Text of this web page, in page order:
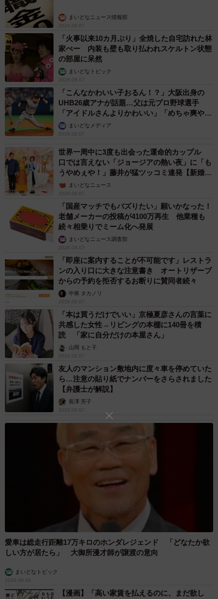
まいどなニュース情報部
2026.08.07
「火事以来10カ月ぶり」全焼した自宅訪れた林
家ぺー 内装も壁も取り払われスケルトン状態
の部屋に呆然
まいどなトピック
2026.08.07
「こんなかわいい子おるん！？」大阪出身の
UHB26歳アナが話題…父は元プロ野球選手
「アイドルさんよりかわいい」「めちゃ爽や
か」まいどなメディア
2026.08.07
世界一周中に3度も出会った運命的カップル
口では言えない「ジョージアの熱い夜」に「も
うやめぇや！」藤井が猛ツッコミ連発【新婚さ
ん】まいどなニュース
2026.08.07
「国産マッチでもバズりたい」願いかなった！
老舗メーカーの投稿が4100万再生 他業種も
続々相乗りでミーム化へ発展
まいどなニュース調査部
2026.08.07
「即座に案内することが不可能です」レストラ
ンの入り口に大きな注意書き オートリザーブ
からの予約を拒否するお断りに賛同者続々
中将 タカノリ
2026.08.07
「本は買うだけでいい」京極夏彦さんの言葉に
共感した女性→リビングの本棚に140冊を積
読 「家に自分だけの本屋さん」
山岡 もと子
2026.08.07
友人のマンション敷地内に度々車を停めていた
ら…注意の貼り紙でナンバーをさらされました
【弁護士が解説】
長澤 芳子
2026.08.07
愛車は総走行距離17万キロのホンダレジェンド 「どなたか欲
しい方が居たら」 大御所漫才師が譲渡の意向
まいどなトピック
2026.08.06
【漫画】「高い家賃を払えるのに、まだ欲し